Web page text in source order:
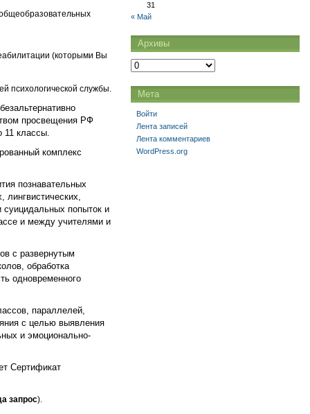
(которыми Вы
психологической службы.
просвещения РФ
11 классы.
комплекс
познавательных
лингвистических,
суицидальных попыток и
и между учителями и
с развернутым
обработка
одновременного
параллелей,
с целью выявления
и эмоционально-
Сертификат
запрос).
31
« Май
Архивы
Архивы
Мета
Войти
Лента записей
Лента комментариев
WordPress.org